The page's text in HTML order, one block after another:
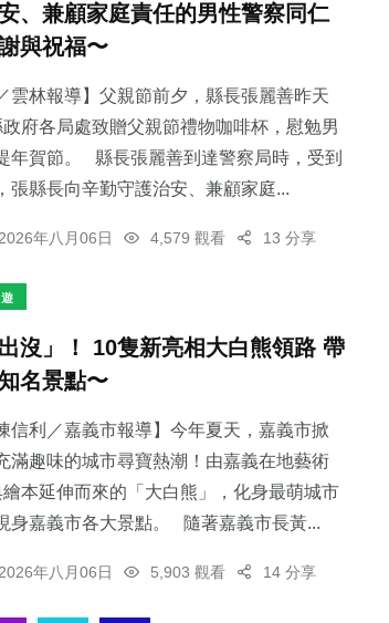
、兼顧家庭責任的男性警察同仁
與祝福〜
雲林報導】父親節前夕，縣長張麗善昨天
政府各局處致贈父親節禮物咖啡杯，慰勉男
年賀節。 縣長張麗善到達警察局時，受到
張縣長向辛勤守護治安、兼顧家庭...
2026年八月06日 4,579 觀看 13 分享
沒」！ 10隻新亮相大白熊領路 帶
名景點〜
信利／嘉義市報導】今年夏天，嘉義市掀
滿趣味的城市尋寶熱潮！由嘉義在地藝術
本延伸而來的「大白熊」，化身最萌城市
身嘉義市各大景點。 隨著嘉義市長黃...
2026年八月06日 5,903 觀看 14 分享
170+
社會
1+